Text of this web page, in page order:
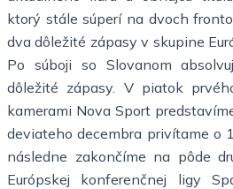
ktorý stále súperí na dvoch
dva dôležité zápasy v skupine
Po súboji so Slovanom
dôležité zápasy. V piatok
kamerami Nova Sport
deviateho decembra privítame o
následne zakončíme na pôde
Európskej konferenčnej ligy